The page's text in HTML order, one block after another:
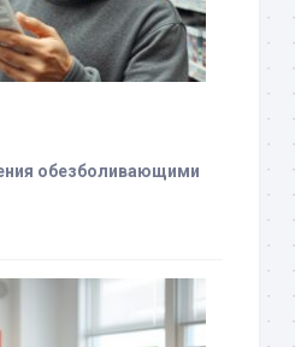
обезболивающими